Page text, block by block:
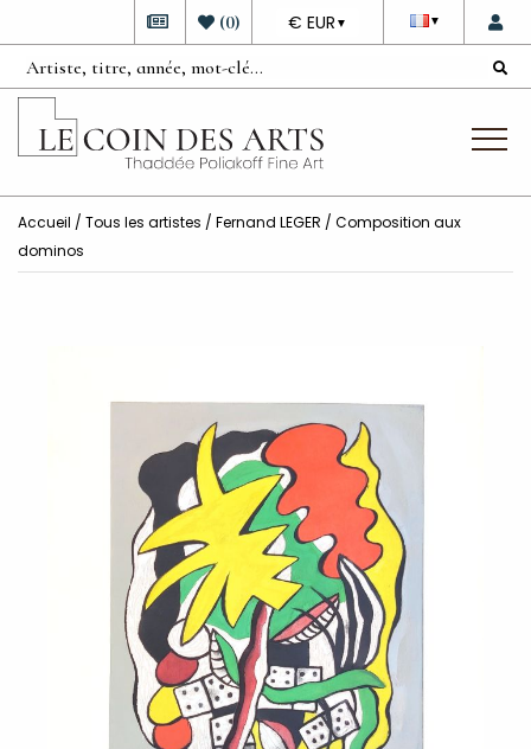
▼
DEVISE
€ EUR ▼
(0)
Accueil / Tous les artistes / Fernand LEGER / Composition aux
dominos